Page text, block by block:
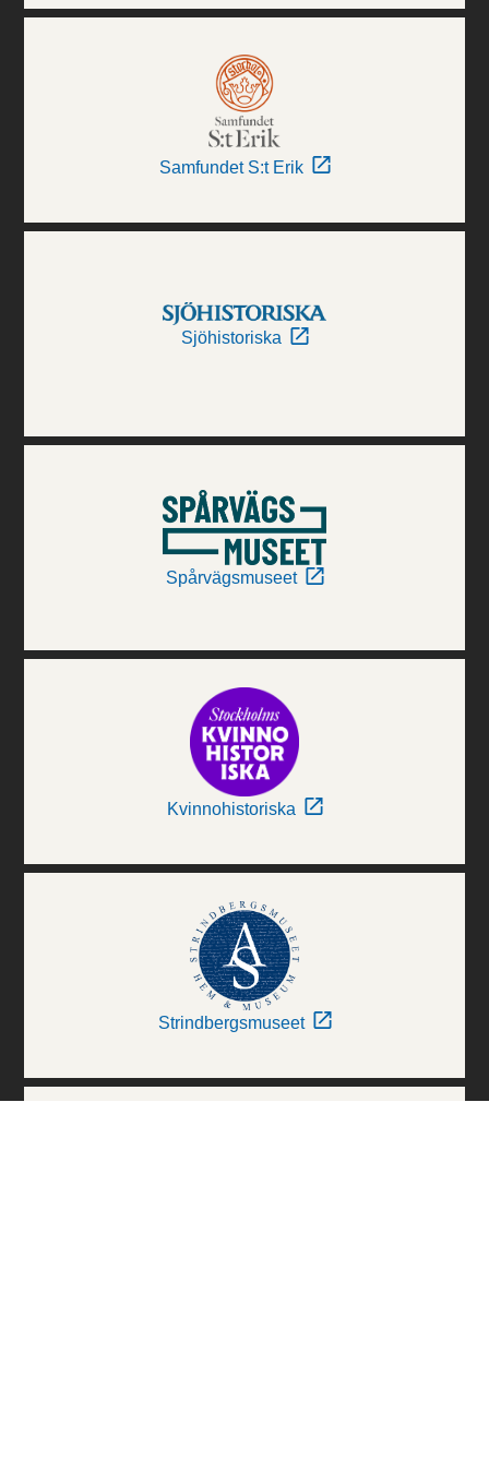
Samfundet S:t Erik
Sjöhistoriska
Spårvägsmuseet
Kvinnohistoriska
Strindbergsmuseet